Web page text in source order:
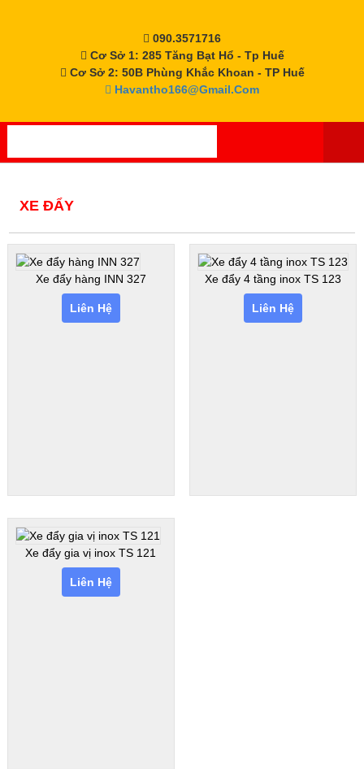
090.3571716
Cơ Sở 1: 285 Tăng Bạt Hổ - Tp Huế
Cơ Sở 2: 50B Phùng Khắc Khoan - TP Huế
Havantho166@gmail.com
XE ĐẨY
Xe đẩy hàng INN 327
Liên Hệ
Xe đẩy 4 tầng inox TS 123
Liên Hệ
Xe đẩy gia vị inox TS 121
Liên Hệ